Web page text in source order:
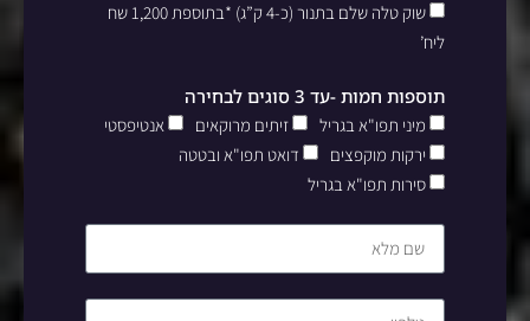
שוק טלה שלם בתנור (כ-4 ק”ג) *בתוספת 1,200 שח
ליח’
תוספות חמות -עד 3 סוגים לבחירה
מיני תפו"א בגריל זיתים מרוקאים
אנטיפסטי
ירקות מוקפצים
דואט תפו"א ובטטה
סירות תפו"א בגריל